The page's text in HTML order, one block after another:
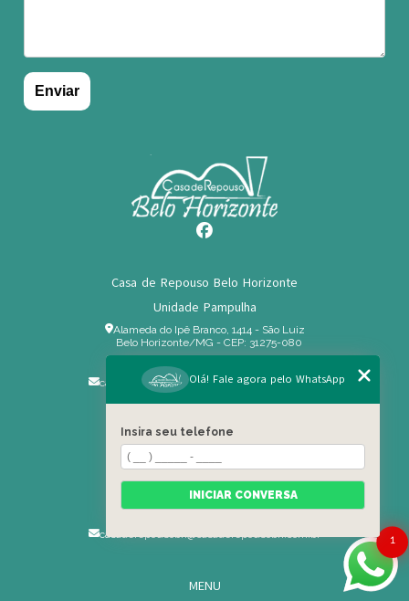
Casa de Repouso Belo Horizonte
Unidade Pampulha
Alameda do Ipê Branco, 1414 - São Luiz
Belo Horizonte/MG - CEP: 31275-080
casaderepousobh@casaderepousobh.com.br
Unidade Serra
Rua Gabriel dos Santos, 118 - Serra
Belo Horizonte - MG - 30210-510
casaderepousobh@casaderepousobh.com.br
MENU
1
Olá! Fale agora pelo WhatsApp
Insira seu telefone
INICIAR CONVERSA